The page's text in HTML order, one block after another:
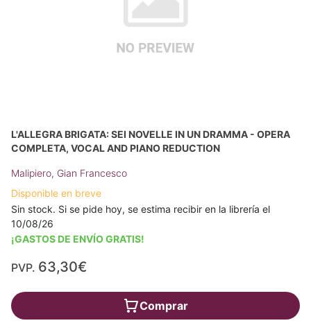
L'ALLEGRA BRIGATA: SEI NOVELLE IN UN DRAMMA - OPERA
COMPLETA, VOCAL AND PIANO REDUCTION
Malipiero, Gian Francesco
Disponible en breve
Sin stock. Si se pide hoy, se estima recibir en la librería el
10/08/26
¡GASTOS DE ENVÍO GRATIS!
PVP. 63,30€
Comprar